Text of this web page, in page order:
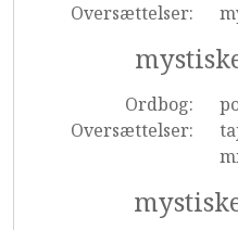
Oversættelser:
Ordbog:
Oversættelser: